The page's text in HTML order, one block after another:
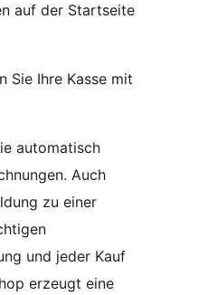
auf der Startseite
Sie Ihre Kasse mit
automatisch
Auch
zu einer
und jeder Kauf
erzeugt eine